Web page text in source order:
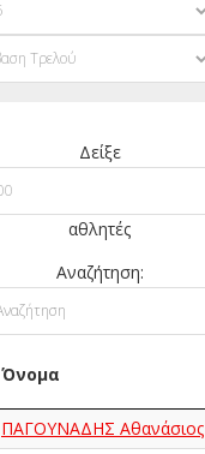
Δείξε
αθλητές
Αναζήτηση:
Όνομα
ΠΑΓΟΥΝΑΔΗΣ Αθανάσιος